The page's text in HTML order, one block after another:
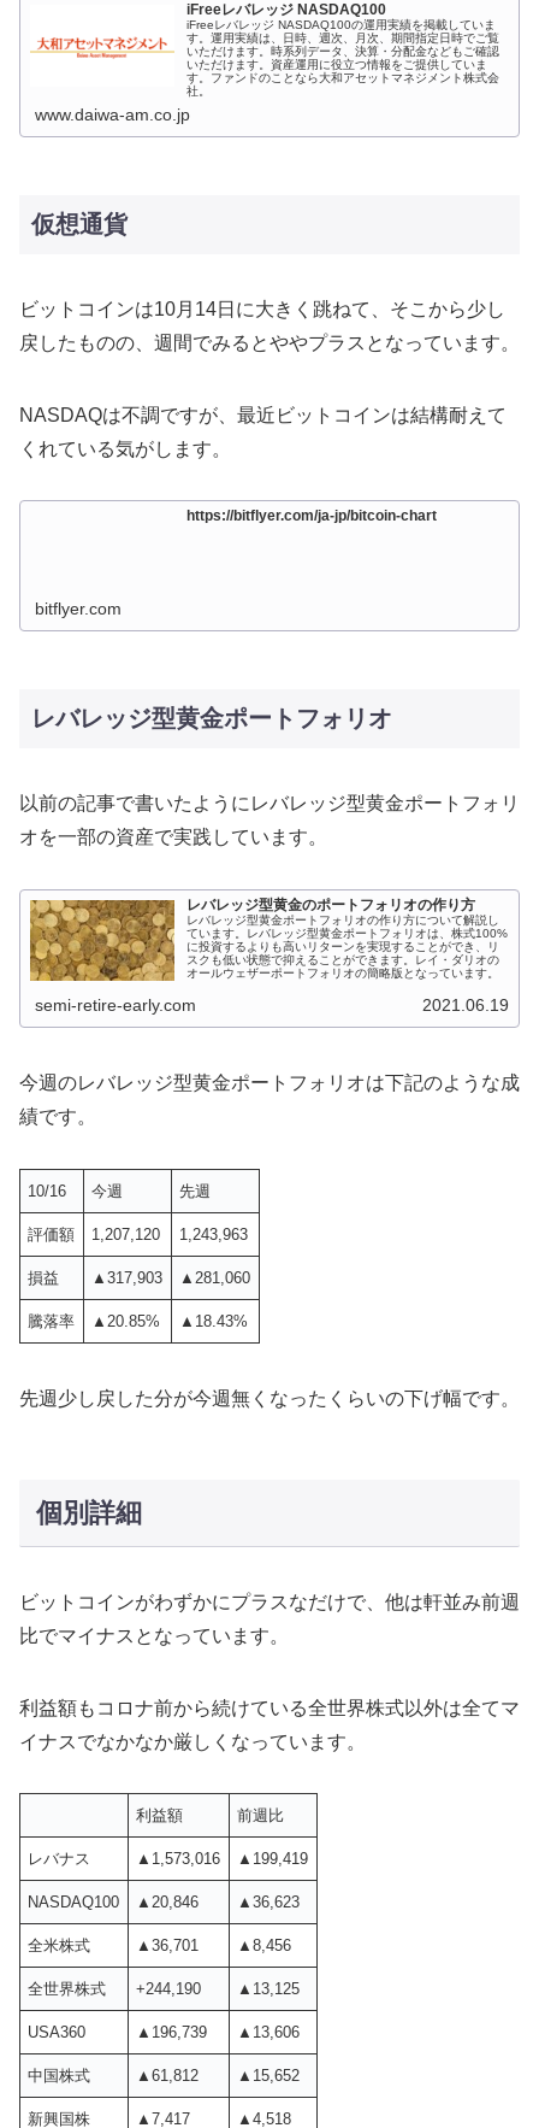
iFreeレバレッジ NASDAQ100
iFreeレバレッジ NASDAQ100の運用実績を掲載していま
す。運用実績は、日時、週次、月次、期間指定日時でご覧
いただけます。時系列データ、決算・分配金などもご確認
いただけます。資産運用に役立つ情報をご提供していま
す。ファンドのことなら大和アセットマネジメント株式会
社。
www.daiwa-am.co.jp
仮想通貨
ビットコインは10月14日に大きく跳ねて、そこから少し
戻したものの、週間でみるとややプラスとなっています。
NASDAQは不調ですが、最近ビットコインは結構耐えて
くれている気がします。
https://bitflyer.com/ja-jp/bitcoin-chart
bitflyer.com
レバレッジ型黄金ポートフォリオ
以前の記事で書いたようにレバレッジ型黄金ポートフォリ
オを一部の資産で実践しています。
レバレッジ型黄金のポートフォリオの作り方
レバレッジ型黄金ポートフォリオの作り方について解説し
ています。レバレッジ型黄金ポートフォリオは、株式100%
に投資するよりも高いリターンを実現することができ、リ
スクも低い状態で抑えることができます。レイ・ダリオの
オールウェザーポートフォリオの簡略版となっています。
semi-retire-early.com 2021.06.19
今週のレバレッジ型黄金ポートフォリオは下記のような成
績です。
10/16 今週 先週
評価額 1,207,120 1,243,963
損益 ▲317,903 ▲281,060
騰落率 ▲20.85% ▲18.43%
先週少し戻した分が今週無くなったくらいの下げ幅です。
個別詳細
ビットコインがわずかにプラスなだけで、他は軒並み前週
比でマイナスとなっています。
利益額もコロナ前から続けている全世界株式以外は全てマ
イナスでなかなか厳しくなっています。
利益額 前週比
レバナス ▲1,573,016 ▲199,419
NASDAQ100 ▲20,846 ▲36,623
全米株式 ▲36,701 ▲8,456
全世界株式 +244,190 ▲13,125
USA360 ▲196,739 ▲13,606
中国株式 ▲61,812 ▲15,652
新興国株 ▲7,417 ▲4,518